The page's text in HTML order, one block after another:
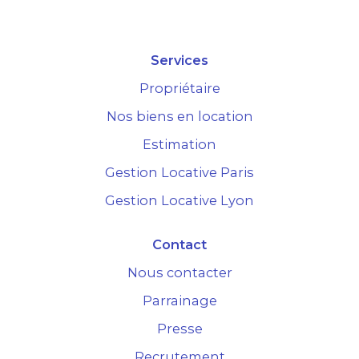
Services
Propriétaire
Nos biens en location
Estimation
Gestion Locative Paris
Gestion Locative Lyon
Contact
Nous contacter
Parrainage
Presse